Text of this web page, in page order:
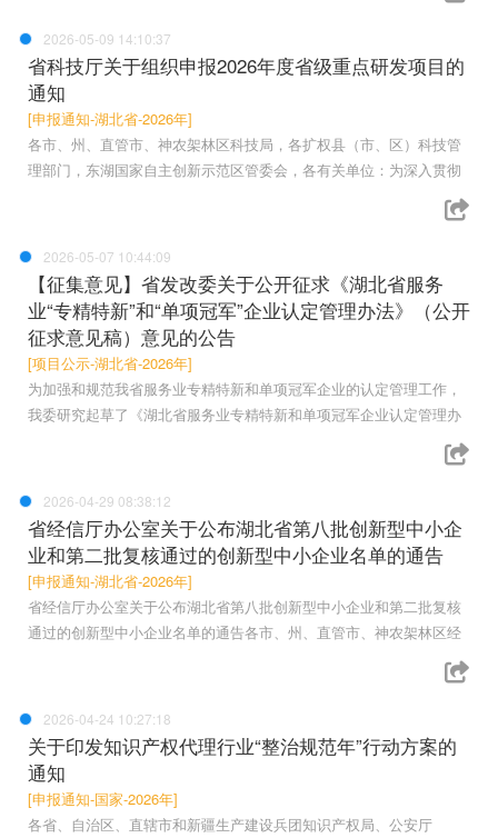
2026-05-09 14:10:37
省科技厅关于组织申报2026年度省级重点研发项目的
通知
[申报通知-湖北省-2026年]
各市、州、直管市、神农架林区科技局，各扩权县（市、区）科技管
理部门，东湖国家自主创新示范区管委会，各有关单位：为深入贯彻
2026-05-07 10:44:09
【征集意见】省发改委关于公开征求《湖北省服务
业“专精特新”和“单项冠军”企业认定管理办法》（公开
征求意见稿）意见的公告
[项目公示-湖北省-2026年]
为加强和规范我省服务业专精特新和单项冠军企业的认定管理工作，
我委研究起草了《湖北省服务业专精特新和单项冠军企业认定管理办
2026-04-29 08:38:12
省经信厅办公室关于公布湖北省第八批创新型中小企
业和第二批复核通过的创新型中小企业名单的通告
[申报通知-湖北省-2026年]
省经信厅办公室关于公布湖北省第八批创新型中小企业和第二批复核
通过的创新型中小企业名单的通告各市、州、直管市、神农架林区经
2026-04-24 10:27:18
关于印发知识产权代理行业“整治规范年”行动方案的
通知
[申报通知-国家-2026年]
各省、自治区、直辖市和新疆生产建设兵团知识产权局、公安厅